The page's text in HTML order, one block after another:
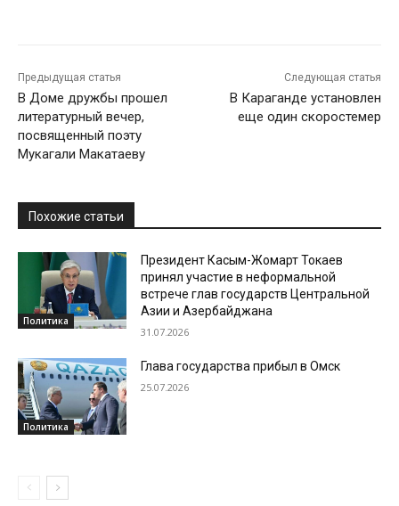
Предыдущая статья
В Доме дружбы прошел
литературный вечер,
посвященный поэту
Мукагали Макатаеву
Следующая статья
В Караганде установлен
еще один скоростемер
Похожие статьи
Политика
Президент Касым-Жомарт Токаев
принял участие в неформальной
встрече глав государств Центральной
Азии и Азербайджана
31.07.2026
Политика
Глава государства прибыл в Омск
25.07.2026